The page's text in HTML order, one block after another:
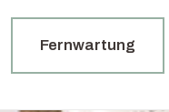
Fernwartung